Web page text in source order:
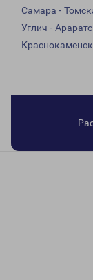
Самара -
Углич -